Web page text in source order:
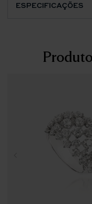
ESPECIFICAÇÕES